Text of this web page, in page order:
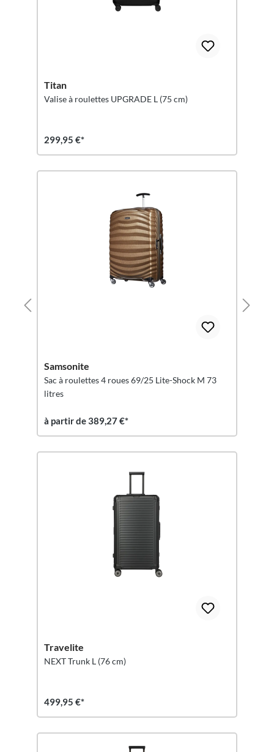
Titan
Valise à roulettes UPGRADE L (75 cm)
299,95 €*
Samsonite
Sac à roulettes 4 roues 69/25 Lite-Shock M 73
litres
à partir de 389,27 €*
Travelite
NEXT Trunk L (76 cm)
499,95 €*